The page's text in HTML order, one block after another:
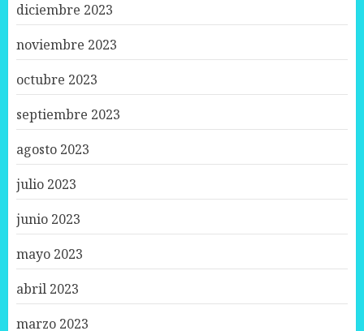
diciembre 2023
noviembre 2023
octubre 2023
septiembre 2023
agosto 2023
julio 2023
junio 2023
mayo 2023
abril 2023
marzo 2023